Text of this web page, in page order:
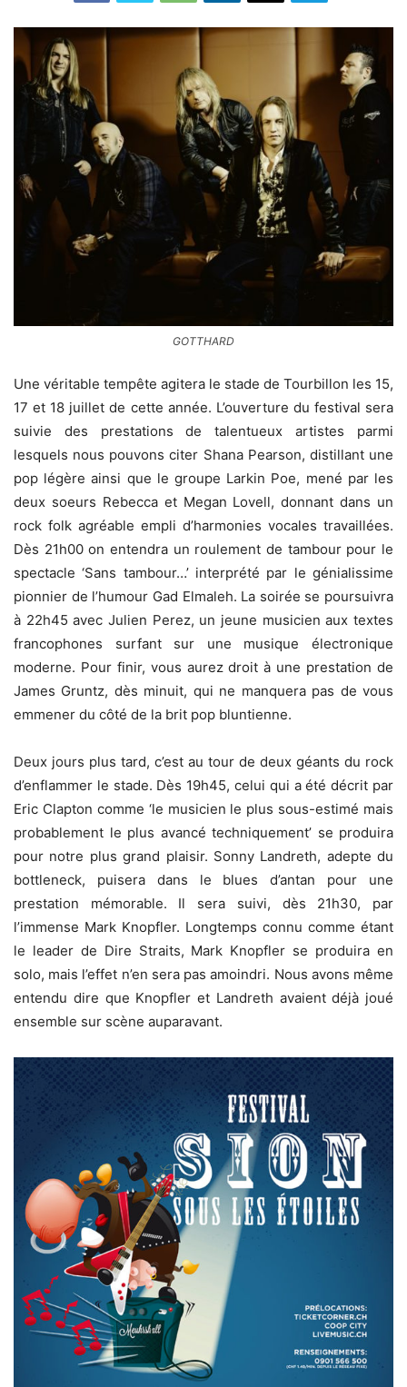
GOTTHARD
Une véritable tempête agitera le stade de Tourbillon les 15,
17 et 18 juillet de cette année. L’ouverture du festival sera
suivie des prestations de talentueux artistes parmi
lesquels nous pouvons citer Shana Pearson, distillant une
pop légère ainsi que le groupe Larkin Poe, mené par les
deux soeurs Rebecca et Megan Lovell, donnant dans un
rock folk agréable empli d’harmonies vocales travaillées.
Dès 21h00 on entendra un roulement de tambour pour le
spectacle ‘Sans tambour…’ interprété par le génialissime
pionnier de l’humour Gad Elmaleh. La soirée se poursuivra
à 22h45 avec Julien Perez, un jeune musicien aux textes
francophones surfant sur une musique électronique
moderne. Pour finir, vous aurez droit à une prestation de
James Gruntz, dès minuit, qui ne manquera pas de vous
emmener du côté de la brit pop bluntienne.
Deux jours plus tard, c’est au tour de deux géants du rock
d’enflammer le stade. Dès 19h45, celui qui a été décrit par
Eric Clapton comme ‘le musicien le plus sous-estimé mais
probablement le plus avancé techniquement’ se produira
pour notre plus grand plaisir. Sonny Landreth, adepte du
bottleneck, puisera dans le blues d’antan pour une
prestation mémorable. Il sera suivi, dès 21h30, par
l’immense Mark Knopfler. Longtemps connu comme étant
le leader de Dire Straits, Mark Knopfler se produira en
solo, mais l’effet n’en sera pas amoindri. Nous avons même
entendu dire que Knopfler et Landreth avaient déjà joué
ensemble sur scène auparavant.